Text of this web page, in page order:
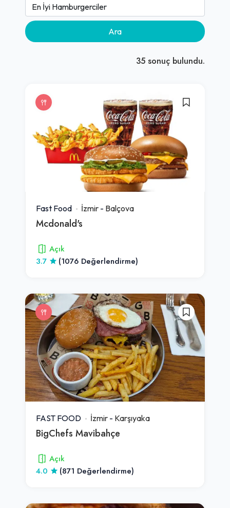
Ara
35 sonuç bulundu.
Fast Food İzmir - Balçova
Mcdonald's
Açık
3.7
(1076 Değerlendirme)
FAST FOOD İzmir - Karşıyaka
BigChefs Mavibahçe
Açık
4.0
(871 Değerlendirme)